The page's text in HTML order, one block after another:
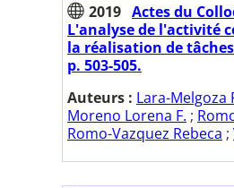
2019 Actes du
L'analyse de l'activité
la réalisation de
p. 503-505.
Auteurs : Lara-Melgoza
Moreno Lorena F. ;
Romo-Vazquez Rebeca ;